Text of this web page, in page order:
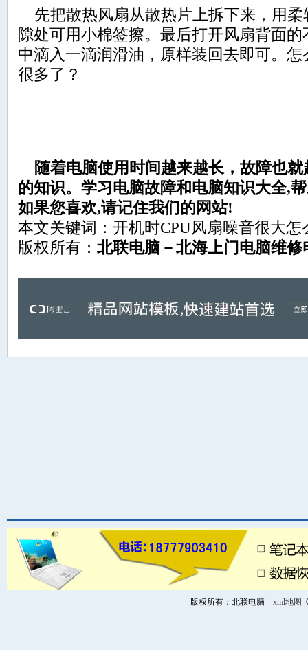
先把散热风扇从散热片上拆下来，用柔
隙处可用小棉签擦。最后打开风扇背面
中滴入一滴润滑油，原样装回去即可。
很多了？
随着电脑使用时间越来越长，故障也
的知识。学习电脑故障和电脑知识大全,
如果您喜欢,请记住我们的网站!
本文关键词：开机时CPU风扇噪音很大怎
版权所有： 北联电脑－北海上门电脑维修
版权所有：北联电脑 xml地图